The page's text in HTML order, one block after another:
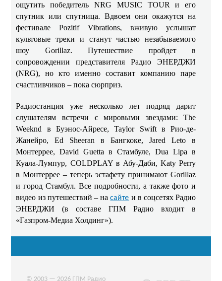
ощутить победитель NRG MUSIC TOUR и его
спутник или спутница. Вдвоем они окажутся на
фестивале Pozitif Vibrations, вживую услышат
культовые треки и станут частью незабываемого
шоу Gorillaz. Путешествие пройдет в
сопровождении представителя Радио ЭНЕРДЖИ
(NRG), но кто именно составит компанию паре
счастливчиков – пока сюрприз.
Радиостанция уже несколько лет подряд дарит
слушателям встречи с мировыми звездами: The
Weeknd в Буэнос-Айресе, Taylor Swift в Рио-де-
Жанейро, Ed Sheeran в Бангкоке, Jared Leto в
Монтеррее, David Guetta в Стамбуле, Dua Lipa в
Куала-Лумпур, COLDPLAY в Абу-Даби, Katy Perry
в Монтеррее – теперь эстафету принимают Gorillaz
и город Стамбул. Все подробности, а также фото и
видео из путешествий – насайте и в соцсетях Радио
ЭНЕРДЖИ (в составе ГПМ Радио входит в
«Газпром-Медиа Холдинг»).
© 2003 — 2026 ГПМ Радио